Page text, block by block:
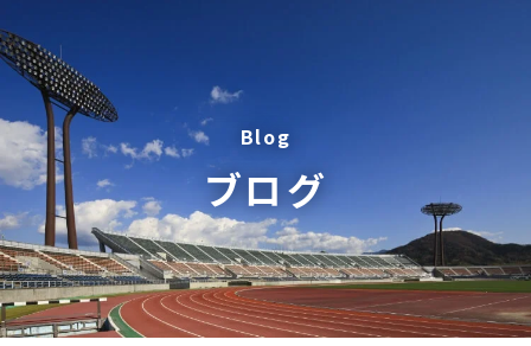
Blog
ブログ